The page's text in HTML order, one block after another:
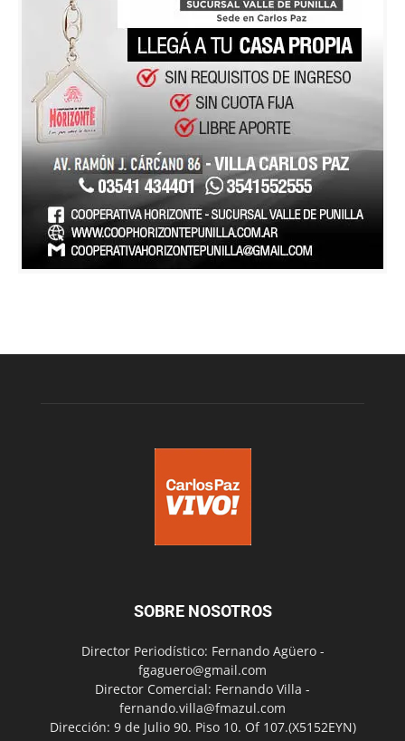
SOBRE NOSOTROS
Director Periodístico: Fernando Agüero -
fgaguero@gmail.com
Director Comercial: Fernando Villa -
fernando.villa@fmazul.com
Dirección: 9 de Julio 90. Piso 10. Of 107.(X5152EYN)